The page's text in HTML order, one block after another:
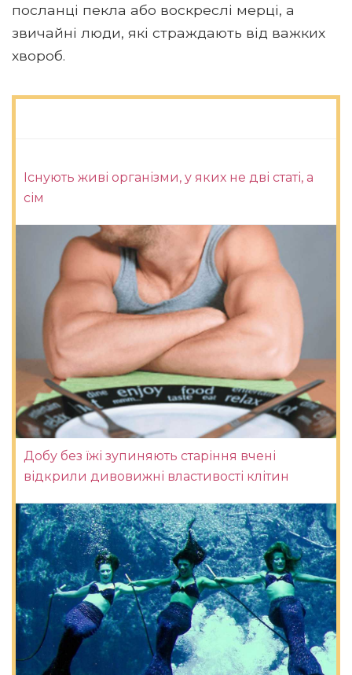
посланці пекла або воскреслі мерці, а
звичайні люди, які страждають від важких
хвороб.
Існують живі організми, у яких не дві статі, а
сім
Добу без їжі зупиняють старіння вчені
відкрили дивовижні властивості клітин